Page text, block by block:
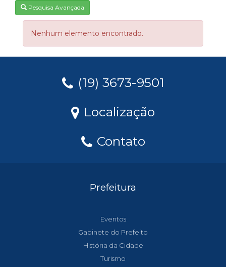
Pesquisa Avançada
Nenhum elemento encontrado.
(19) 3673-9501
Localização
Contato
Prefeitura
Eventos
Gabinete do Prefeito
História da Cidade
Turismo